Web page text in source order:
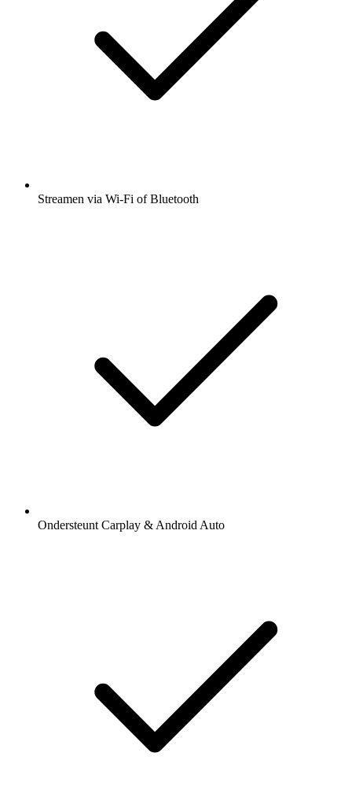
Streamen via Wi-Fi of Bluetooth
Ondersteunt Carplay & Android Auto